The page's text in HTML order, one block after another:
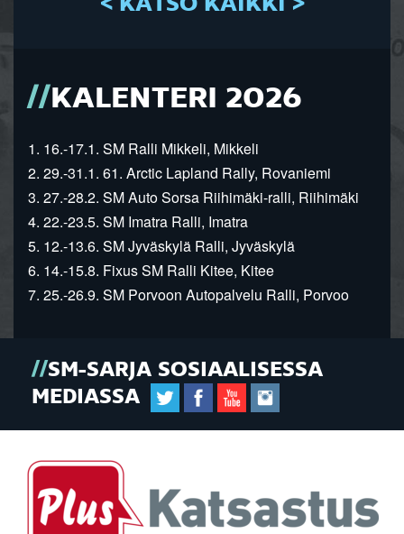
KALENTERI 2026
1. 16.-17.1. SM Ralli Mikkeli, Mikkeli
2. 29.-31.1. 61. Arctic Lapland Rally, Rovaniemi
3. 27.-28.2. SM Auto Sorsa Riihimäki-ralli, Riihimäki
4. 22.-23.5. SM Imatra Ralli, Imatra
5. 12.-13.6. SM Jyväskylä Ralli, Jyväskylä
6. 14.-15.8. Fixus SM Ralli Kitee, Kitee
7. 25.-26.9. SM Porvoon Autopalvelu Ralli, Porvoo
SM-SARJA SOSIAALISESSA
MEDIASSA